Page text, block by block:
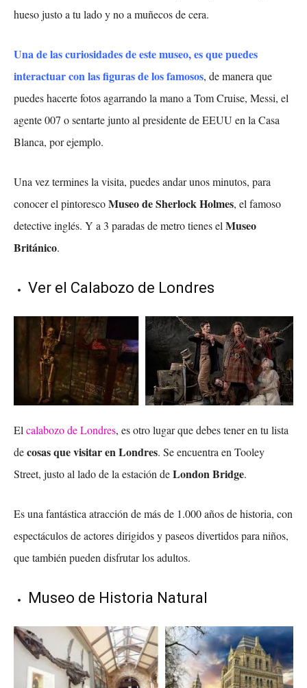
hueso justo a tu lado y no a muñecos de cera.
Una de las curiosidades de este museo, es que puedes
interactuar con las figuras de los famosos, de manera que
puedes hacerte fotos agarrando la mano a Tom Cruise, Messi, el
agente 007 o sentarte junto al presidente de EEUU en la Casa
Blanca, por ejemplo.
Una vez termines la visita, puedes andar unos minutos, para
conocer el pintorescoMuseo de Sherlock Holmes, el famoso
detective inglés. Y a 3 paradas de metro tienes el Museo
Británico.
Ver el Calabozo de Londres
Elcalabozo de Londres, es otro lugar que debes tener en tu lista
decosas que visitar en Londres. Se encuentra en Tooley
Street, justo al lado de la estación deLondon Bridge.
Es una fantástica atracción de más de 1.000 años de historia, con
espectáculos de actores dirigidos y paseos divertidos para niños,
que también pueden disfrutar los adultos.
Museo de Historia Natural